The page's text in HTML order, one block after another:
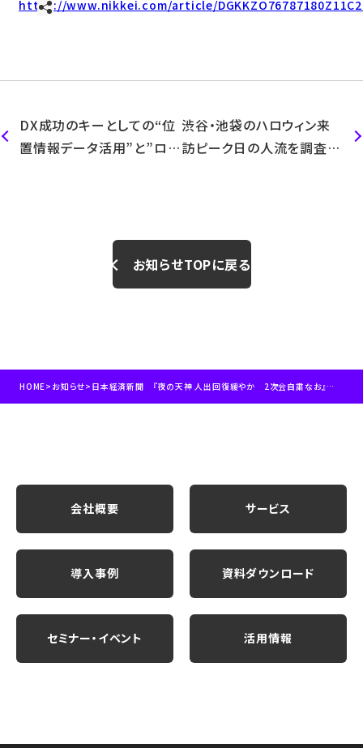
https://www.nikkei.com/article/
DX成功のキーとしての“位
置情報データ活用”と”ロケ
渋谷・池袋のハロウィン来
訪ピーク日の人流を調査発
お知らせTOPに戻る
HOME> お知らせ> 日本経済新聞 『夜の天神 人出回復緩やか 2次会自粛なお』記事にて弊社のデータをご紹介いただきました。
会社概要 サービス
導入事例 資料ダウンロード
セミナー・イベント 活用情報